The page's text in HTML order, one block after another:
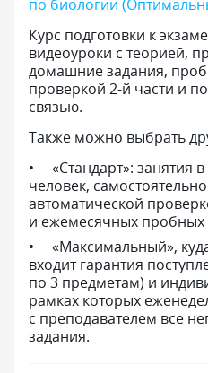
по биологии
Курс подготовки к
видеоуроки с теорией,
домашние задания,
проверкой 2-й части и
связью.
Также можно выбрать
«Стандарт»: занятия
человек,
автоматической
и ежемесячных пробных
«Максимальный»,
входит гарантия
по 3 предметам) и
рамках которых
с преподавателем все
задания.